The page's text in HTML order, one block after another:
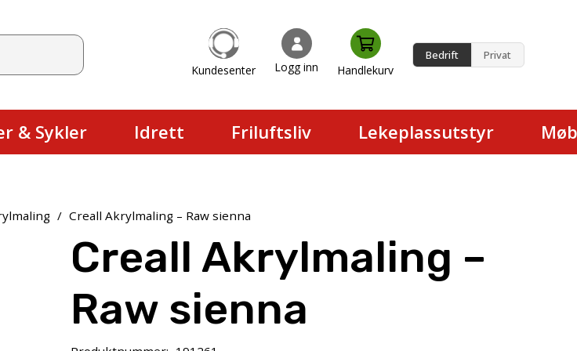
Kundesenter Logg inn Handlekurv
Bedrift Privat
& Sykler Idrett Friluftsliv Lekeplassutstyr
/ Creall Akrylmaling – Raw sienna
Creall Akrylmaling –
Raw sienna